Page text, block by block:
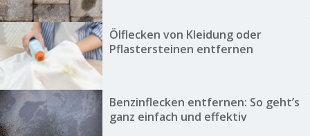
Ölflecken von Kleidung oder
Pflastersteinen entfernen
Benzinflecken entfernen: So geht’s
ganz einfach und effektiv